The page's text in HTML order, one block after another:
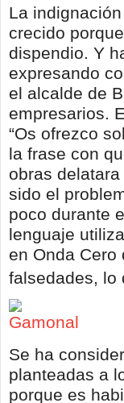
La
crecido
dispendio. Y
expresando
el alcalde de
empresarios.
“Os ofrezco
la frase con
obras
sido el
poco durante
lenguaje
en Onda
falsedades, lo
Se ha
planteadas a
porque es